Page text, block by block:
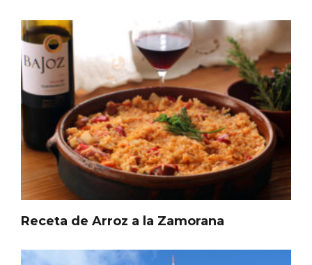
Receta de Arroz a la Zamorana
Fermoselle, ella la bella, el balcón de los
Arribes